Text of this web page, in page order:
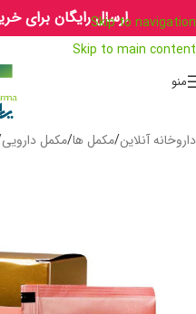
Skip to navigation
Skip to main content
ارسال رایگان برای خرید بالای
منو
داروخانه آنلاین/مکمل ها/مکمل دارویی